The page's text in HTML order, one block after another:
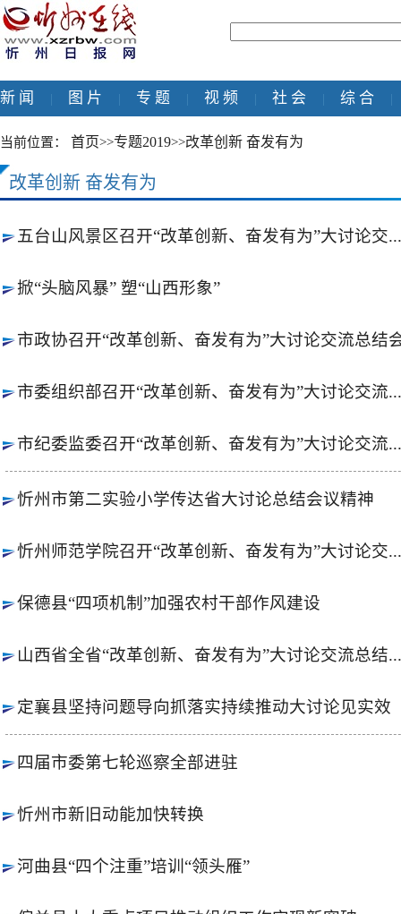
新 闻 图 片 专 题 视 频 社 会 综 合
当前位置： 首页>>专题2019>>改革创新 奋发有为
改革创新 奋发有为
五台山风景区召开“改革创新、奋发有为”大讨论交...
掀“头脑风暴” 塑“山西形象”
市政协召开“改革创新、奋发有为”大讨论交流总结
市委组织部召开“改革创新、奋发有为”大讨论交流...
市纪委监委召开“改革创新、奋发有为”大讨论交流...
忻州市第二实验小学传达省大讨论总结会议精神
忻州师范学院召开“改革创新、奋发有为”大讨论交...
保德县“四项机制”加强农村干部作风建设
山西省全省“改革创新、奋发有为”大讨论交流总结...
定襄县坚持问题导向抓落实持续推动大讨论见实效
四届市委第七轮巡察全部进驻
忻州市新旧动能加快转换
河曲县“四个注重”培训“领头雁”